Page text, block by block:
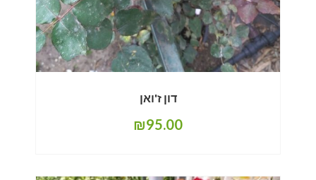
דון ז'ואן
₪95.00